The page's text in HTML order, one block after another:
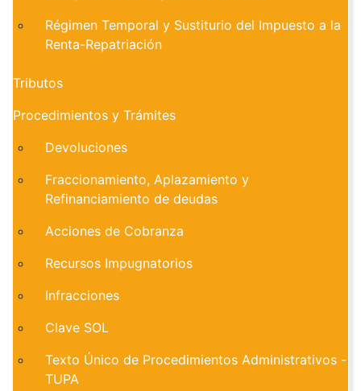
Régimen Temporal y Sustiturio del Impuesto a la
Renta-Repatriación
Tributos
Procedimientos y Trámites
Devoluciones
Fraccionamiento, Aplazamiento y
Refinanciamiento de deudas
Acciones de Cobranza
Recursos Impugnatorios
Infracciones
Clave SOL
Texto Único de Procedimientos Administrativos -
TUPA